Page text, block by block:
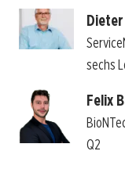
sechs
Felix
Q2